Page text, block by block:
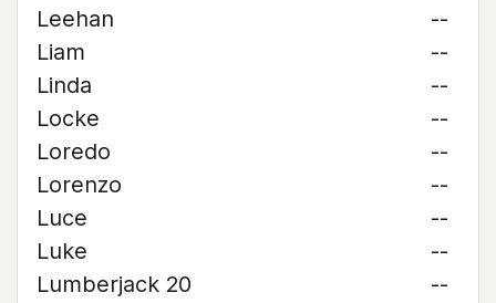
Leehan
--
Liam
--
Linda
--
Locke
--
Loredo
--
Lorenzo
--
Luce
--
Luke
--
Lumberjack 20
--